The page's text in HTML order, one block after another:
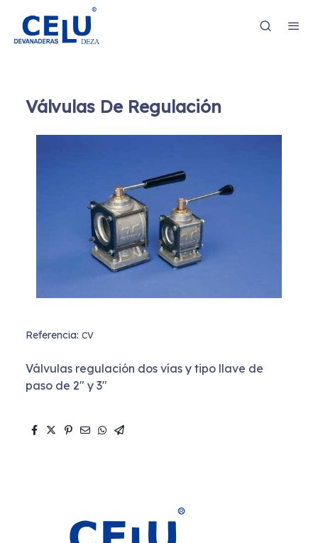
Válvulas De Regulación
Referencia: CV
Válvulas regulación dos vías y tipo llave de
paso de 2" y 3"